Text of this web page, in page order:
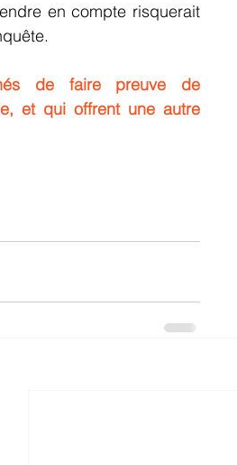
en compte risquerait
de faire preuve de
et qui offrent une autre